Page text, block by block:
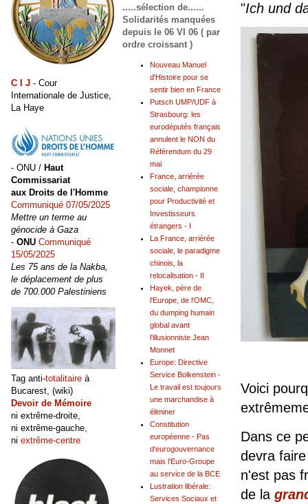
"Ich und
Voici
Dans ce
devra
n'est pas
de la
.....sélection de......
Solidarités manquées
depuis le 06 VI 06 ( par
ordre croissant )
Nouveau Manuel
d'Histoire pour se
sentir bien en France
Putsch UMP/UDF à
Strasbourg: les
eurodéputés français
annulent le NON du
Référendum du 29
mai
France, arriérée
sociale, championne
pour Productivité et
Investisseurs
étrangers - I
La France, arriérée
sociale, le paradigme
chinois, la
relocalisation - II
Hayek, père de
l'Europe, de l'OMC,
du dumping humain
global avant
l'illusionniste Jean
Monnet
Europe: Directive
Service Bolkenstein -
Le travail est toujours
une marchandise à
éliminer
Constitution
européenne - Pas
d'eurogouvernance
mais l'Euro-Groupe
au service de la BCE
Lustration libérale:
Services Sociaux et
C I J - Cour
Internationale de Justice,
La Haye
- ONU / Haut
Commissariat
aux Droits de l'Homme
Communiqué 07/05/2025
Mettre un terme au
génocide à Gaza
- ONU Communiqué
15/05/2025
Les 75 ans de la Nakba,
le déplacement de plus
de 700.000 Palestiniens
Tag anti-totalitaire à
Bucarest, (wiki)
Devoir de Mémoire
ni extrême-droite,
ni extrême-gauche,
ni extrême-centre